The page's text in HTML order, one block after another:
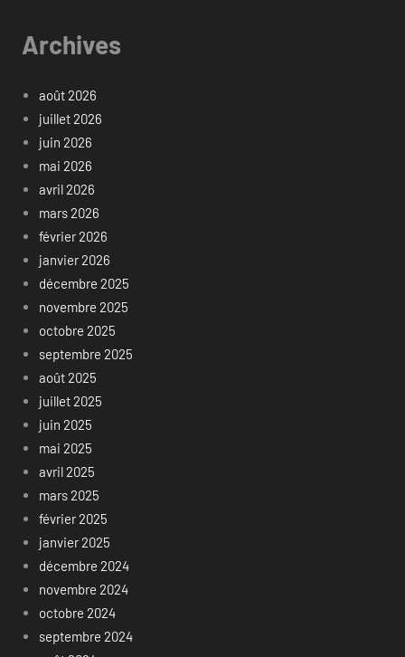
Archives
août 2026
juillet 2026
juin 2026
mai 2026
avril 2026
mars 2026
février 2026
janvier 2026
décembre 2025
novembre 2025
octobre 2025
septembre 2025
août 2025
juillet 2025
juin 2025
mai 2025
avril 2025
mars 2025
février 2025
janvier 2025
décembre 2024
novembre 2024
octobre 2024
septembre 2024